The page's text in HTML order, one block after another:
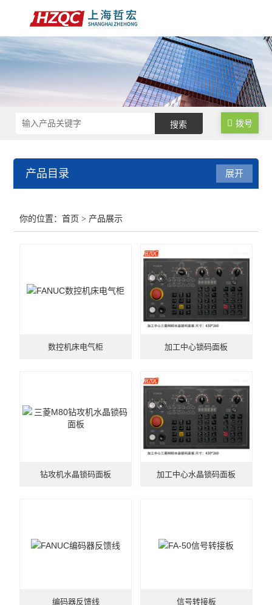
拨号
产品目录
注塑式系统线束
集成模组
耐油特种电缆系列
展开
你的位置：首页 > 产品展示
数控机床电气柜 加工中心锁码面板
钻攻机水晶锁码面板 加工中心水晶锁码面板
编码器反馈线 信号转接板